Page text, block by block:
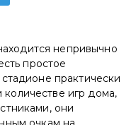
непривычно
простое
практически
игр дома,
они